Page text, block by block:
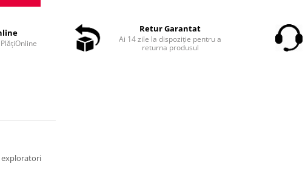
Retur Garantat
Ai 14 zile la dispoziție pentru a
returna produsul
exploratori